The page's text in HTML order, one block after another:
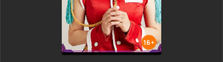
16+